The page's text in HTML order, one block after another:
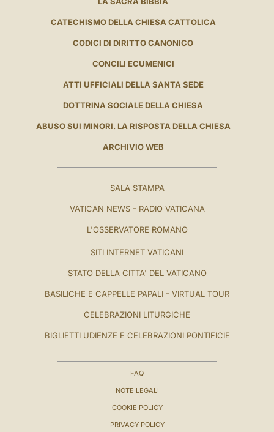
CATECHISMO DELLA CHIESA CATTOLICA
CODICI DI DIRITTO CANONICO
CONCILI ECUMENICI
ATTI UFFICIALI DELLA SANTA SEDE
DOTTRINA SOCIALE DELLA CHIESA
ABUSO SUI MINORI. LA RISPOSTA DELLA CHIESA
ARCHIVIO WEB
SALA STAMPA
VATICAN NEWS - RADIO VATICANA
L'OSSERVATORE ROMANO
SITI INTERNET VATICANI
STATO DELLA CITTA' DEL VATICANO
BASILICHE E CAPPELLE PAPALI - VIRTUAL TOUR
CELEBRAZIONI LITURGICHE
BIGLIETTI UDIENZE E CELEBRAZIONI PONTIFICIE
FAQ
NOTE LEGALI
COOKIE POLICY
PRIVACY POLICY